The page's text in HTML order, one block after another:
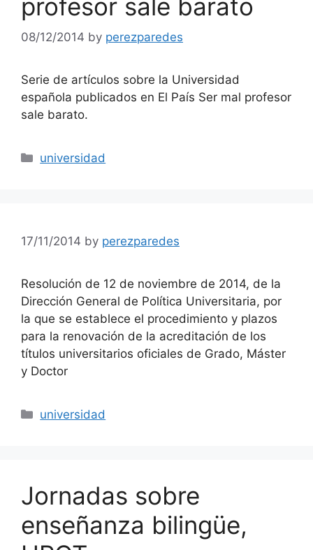
profesor sale barato
08/12/2014 by perezparedes
Serie de artículos sobre la Universidad
española publicados en El País Ser mal profesor
sale barato.
Categories
universidad
17/11/2014 by perezparedes
Resolución de 12 de noviembre de 2014, de la
Dirección General de Política Universitaria, por
la que se establece el procedimiento y plazos
para la renovación de la acreditación de los
títulos universitarios oficiales de Grado, Máster
y Doctor
Categories
universidad
Jornadas sobre
enseñanza bilingüe,